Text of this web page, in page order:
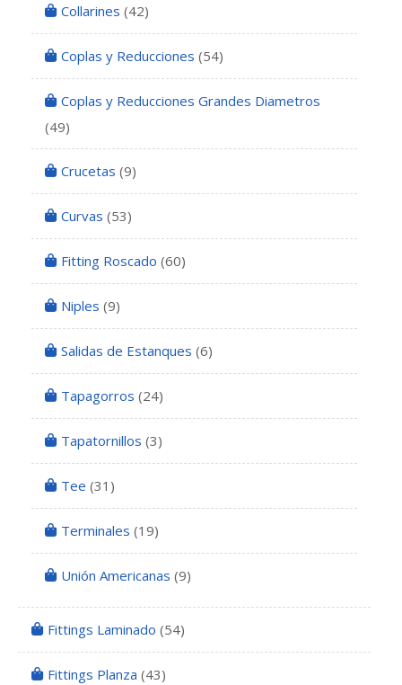
Collarines (42)
Coplas y Reducciones (54)
Coplas y Reducciones Grandes Diametros
(49)
Crucetas (9)
Curvas (53)
Fitting Roscado (60)
Niples (9)
Salidas de Estanques (6)
Tapagorros (24)
Tapatornillos (3)
Tee (31)
Terminales (19)
Unión Americanas (9)
Fittings Laminado (54)
Fittings Planza (43)